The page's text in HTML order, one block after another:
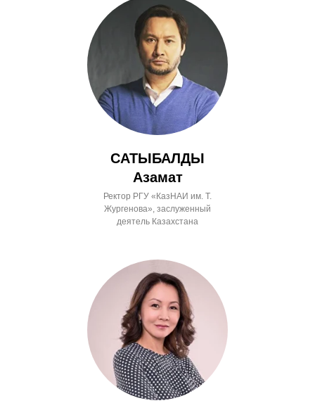
САТЫБАЛДЫ
Азамат
Ректор РГУ «КазНАИ им. Т.
Жургенова», заслуженный
деятель Казахстана